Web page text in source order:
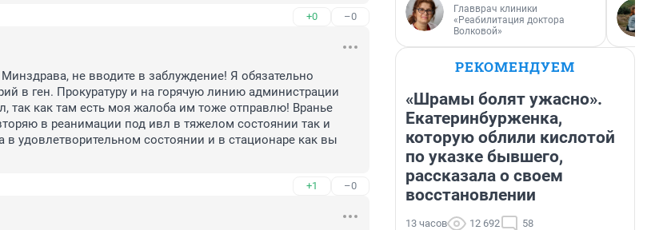
+0 –0
не вводите в заблуждение! Я обязательно
в ген. Прокуратуру и на горячую линию администрации
так как там есть моя жалоба им тоже отправлю! Вранье
в реанимации под ивл в тяжелом состоянии так и
в удовлетворительном состоянии и в стационаре как вы
+1 –0
Главврач клиники
«Реабилитация доктора
Волковой»
РЕКОМЕНДУЕМ
«Шрамы болят ужасно».
Екатеринбурженка,
которую облили кислотой
по указке бывшего,
рассказала о своем
восстановлении
13 часов 12 692 58